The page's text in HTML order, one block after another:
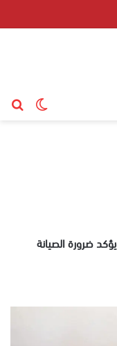
ضرورة الصيانة